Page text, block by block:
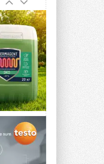
и
...
аварий
...
PV/T
...